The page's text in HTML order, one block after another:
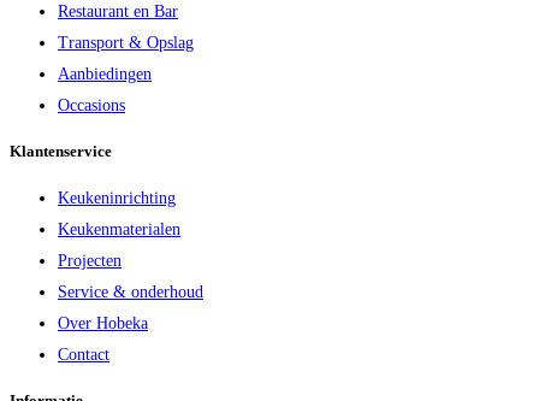
Restaurant en Bar
Transport & Opslag
Aanbiedingen
Occasions
Klantenservice
Keukeninrichting
Keukenmaterialen
Projecten
Service & onderhoud
Over Hobeka
Contact